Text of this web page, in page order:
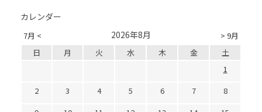
カレンダー
7月 < > 9月
2026年8月
日 月 火 水 木 金
土
1
2
3 4 5 6 7
8